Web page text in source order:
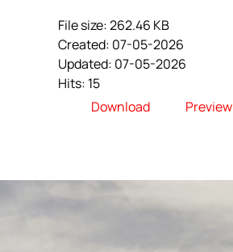
File size: 262.46 KB
Created: 07-05-2026
Updated: 07-05-2026
Hits: 15
Download
Preview